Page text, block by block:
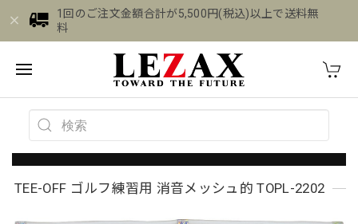
1回のご注文金額合計が5,500円(税込)以上で送料無
料
TEE-OFF ゴルフ練習用 消音メッシュ的 TOPL-2202